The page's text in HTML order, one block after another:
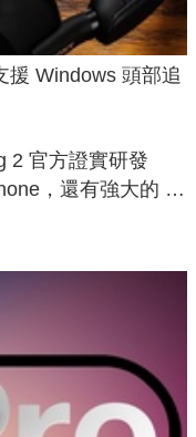
援 Windows 頭部追
2 官方證實研發
，還有強大的 AI